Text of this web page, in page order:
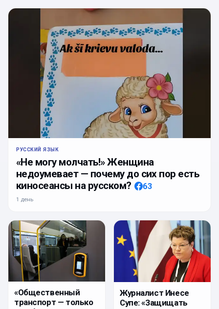
РУССКИЙ ЯЗЫК
«Не могу молчать!» Женщина
недоумевает — почему до сих пор есть
киносеансы на русском?
63
1 день
«Общественный
транспорт — только
Журналист Инесе
Супе: «Защищать